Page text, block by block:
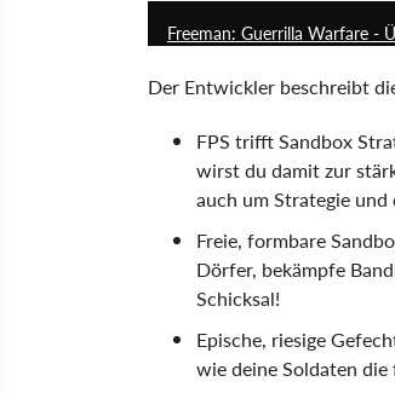
Freeman: Guerrilla Warfare -
Der Entwickler beschreibt
FPS trifft Sandbox
wirst du damit zur
auch um Strategie und
Freie, formbare
Dörfer, bekämpfe
Schicksal!
Epische, riesige
wie deine Soldaten